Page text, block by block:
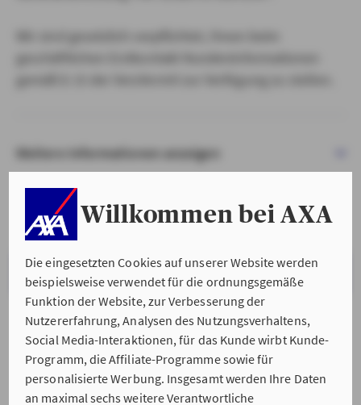
Willkommen bei AXA
Die eingesetzten Cookies auf unserer Website werden
beispielsweise verwendet für die ordnungsgemäße
Funktion der Website, zur Verbesserung der
Nutzererfahrung, Analysen des Nutzungsverhaltens,
Social Media-Interaktionen, für das Kunde wirbt Kunde-
Programm, die Affiliate-Programme sowie für
personalisierte Werbung. Insgesamt werden Ihre Daten
an maximal sechs weitere Verantwortliche
Weitere Informationen anzeigen
VERSTANDEN & WEITER